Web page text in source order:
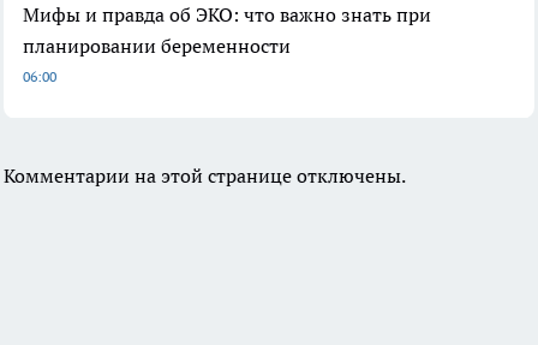
Мифы и правда об ЭКО: что важно знать при
планировании беременности
06:00
Комментарии на этой странице отключены.